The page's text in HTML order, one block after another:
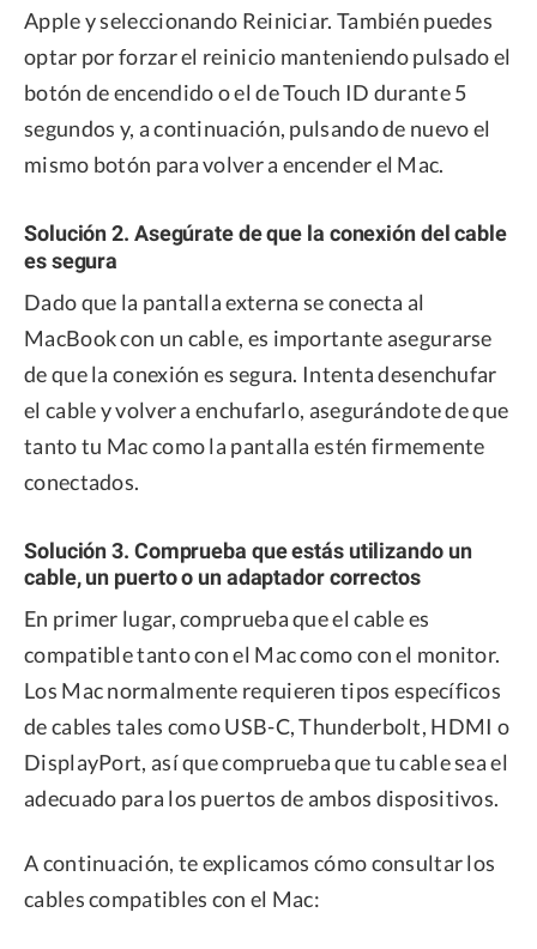
Apple y seleccionando Reiniciar. También puedes
optar por forzar el reinicio manteniendo pulsado el
botón de encendido o el de Touch ID durante 5
segundos y, a continuación, pulsando de nuevo el
mismo botón para volver a encender el Mac.
Solución 2. Asegúrate de que la conexión del cable
es segura
Dado que la pantalla externa se conecta al
MacBook con un cable, es importante asegurarse
de que la conexión es segura. Intenta desenchufar
el cable y volver a enchufarlo, asegurándote de que
tanto tu Mac como la pantalla estén firmemente
conectados.
Solución 3. Comprueba que estás utilizando un
cable, un puerto o un adaptador correctos
En primer lugar, comprueba que el cable es
compatible tanto con el Mac como con el monitor.
Los Mac normalmente requieren tipos específicos
de cables tales como USB-C, Thunderbolt, HDMI o
DisplayPort, así que comprueba que tu cable sea el
adecuado para los puertos de ambos dispositivos.
A continuación, te explicamos cómo consultar los
cables compatibles con el Mac: